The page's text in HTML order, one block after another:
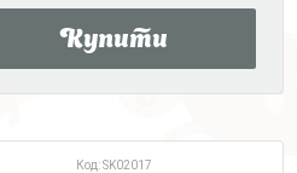
Купити
SK02017